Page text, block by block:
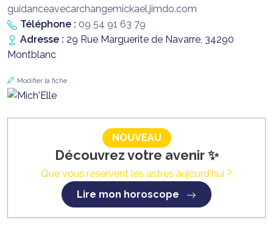
guidanceavecarchangemickael.jimdo.com
Téléphone : 09 54 91 63 79
Adresse : 29 Rue Marguerite de Navarre, 34290
Montblanc
Modifier la fiche
NOUVEAU
Découvrez votre avenir ✨
Que vous réservent les astres aujourd'hui ?
Lire mon horoscope